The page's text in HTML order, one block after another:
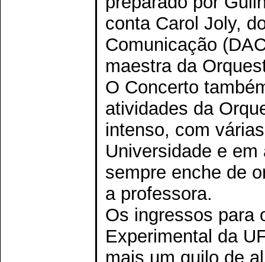
conta Carol Joly,
Comunicação
maestra da
O Concerto
atividades da
intenso, com
Universidade e
sempre enche de
a professora.
Os ingressos para
Experimental da
mais um quilo de